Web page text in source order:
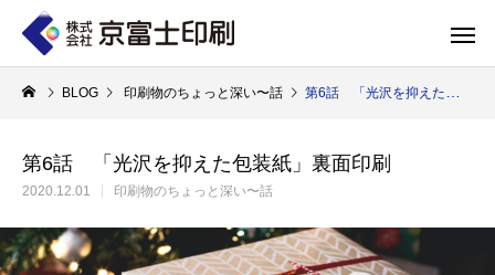
BLOG 印刷物のちょっと深い〜話 第6話 「光沢を抑えた包装紙」裏面印刷
第6話 「光沢を抑えた包装紙」裏面印刷
2020.12.01 印刷物のちょっと深い〜話